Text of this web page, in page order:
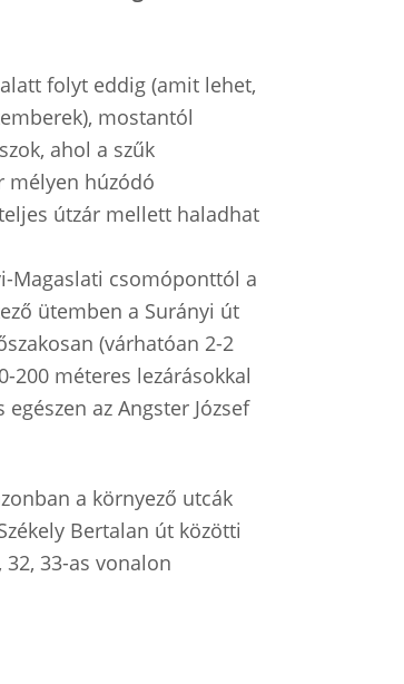
folyt eddig (amit lehet,
mostantól
ahol a szűk
mélyen húzódó
útzár mellett haladhat
Magaslati csomóponttól a
ütemben a Surányi út
(várhatóan 2-2
200 méteres lezárásokkal
az Angster József
a környező utcák
Bertalan út közötti
32, 33-as vonalon